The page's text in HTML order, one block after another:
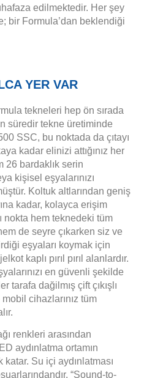
edilmektedir. Her şey
bir Formula’dan beklendiği
YER VAR
tekneleri hep ön sırada
süredir tekne üretiminde
SSC, bu noktada da çıtayı
kadar elinizi attığınız her
26 bardaklık serin
kişisel eşyalarınızı
Koltuk altlarından geniş
kadar, kolayca erişim
nokta hem teknedeki tüm
de seyre çıkarken siz ve
eşyaları koymak için
kaplı pırıl pırıl alanlardır.
en güvenli şekilde
tarafa dağilmış çift çıkışlı
cihazlarınız tüm
renkleri arasından
aydınlatma ortamın
Su içi aydınlatması
“Sound-to-